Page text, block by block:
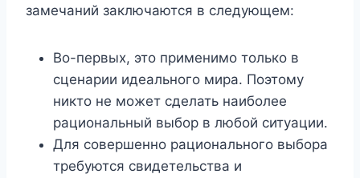
замечаний заключаются в следующем:
Во-первых, это применимо только в
сценарии идеального мира. Поэтому
никто не может сделать наиболее
рациональный выбор в любой ситуации.
Для совершенно рационального выбора
требуются свидетельства и